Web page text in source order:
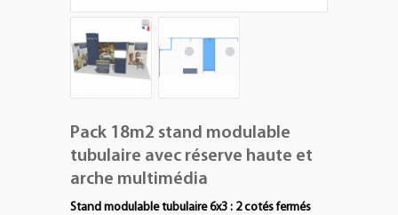
Pack 18m2 stand modulable
tubulaire avec réserve haute et
arche multimédia
Stand modulable tubulaire 6x3 : 2 cotés fermés